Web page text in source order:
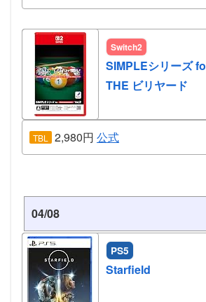
Switch2
SIMPLEシリーズ
THE ビリヤード
TBL 2,980円 公式
04/08
PS5
Starfield